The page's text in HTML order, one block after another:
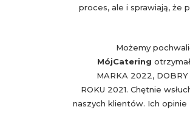
proces, ale i sprawiają, że
Możemy
MójCatering
MARKA 2022,
ROKU 2021. Chętnie
naszych klientów. Ich